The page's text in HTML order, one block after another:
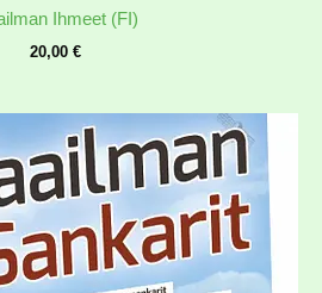
Ihmeet (FI)
20,00 €